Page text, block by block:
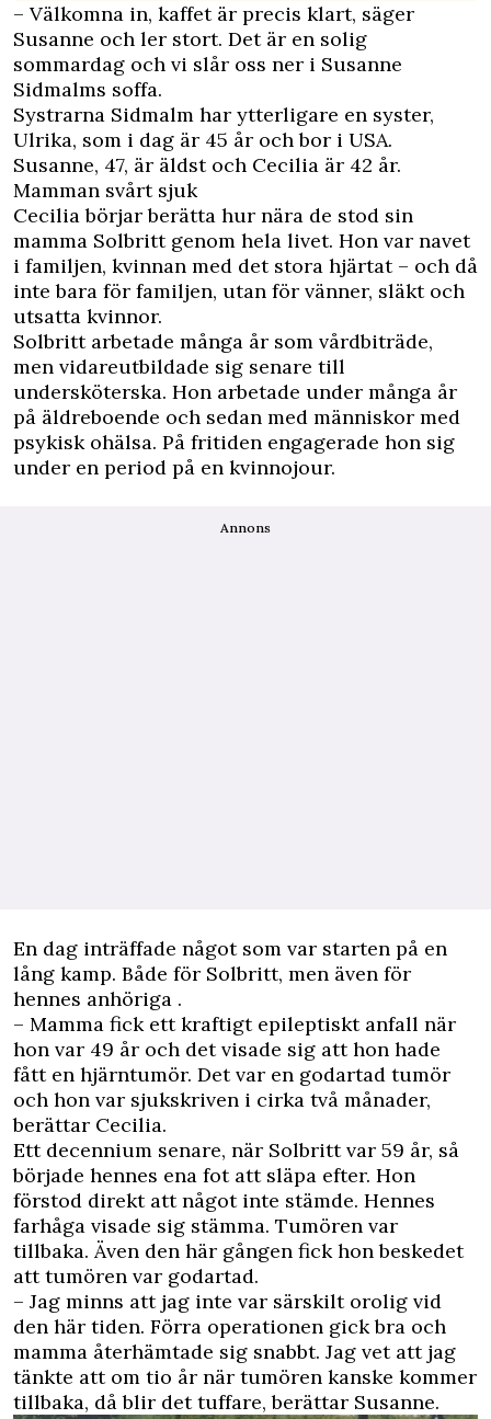
– Välkomna in, kaffet är precis klart, säger
Susanne och ler stort. Det är en solig
sommardag och vi slår oss ner i Susanne
Sidmalms soffa.
Systrarna Sidmalm har ytterligare en syster,
Ulrika, som i dag är 45 år och bor i USA.
Susanne, 47, är äldst och Cecilia är 42 år.
Mamman svårt sjuk
Cecilia börjar berätta hur nära de stod sin
mamma Solbritt genom hela livet. Hon var navet
i familjen, kvinnan med det stora hjärtat – och då
inte bara för familjen, utan för vänner, släkt och
utsatta kvinnor.
Solbritt arbetade många år som vårdbiträde,
men vidareutbildade sig senare till
undersköterska. Hon arbetade under många år
på äldreboende och sedan med människor med
psykisk ohälsa. På fritiden engagerade hon sig
under en period på en kvinnojour.
Annons
En dag inträffade något som var starten på en
lång kamp. Både för Solbritt, men även för
hennes anhöriga .
– Mamma fick ett kraftigt epileptiskt anfall när
hon var 49 år och det visade sig att hon hade
fått en hjärntumör. Det var en godartad tumör
och hon var sjukskriven i cirka två månader,
berättar Cecilia.
Ett decennium senare, när Solbritt var 59 år, så
började hennes ena fot att släpa efter. Hon
förstod direkt att något inte stämde. Hennes
farhåga visade sig stämma. Tumören var
tillbaka. Även den här gången fick hon beskedet
att tumören var godartad.
– Jag minns att jag inte var särskilt orolig vid
den här tiden. Förra operationen gick bra och
mamma återhämtade sig snabbt. Jag vet att jag
tänkte att om tio år när tumören kanske kommer
tillbaka, då blir det tuffare, berättar Susanne.